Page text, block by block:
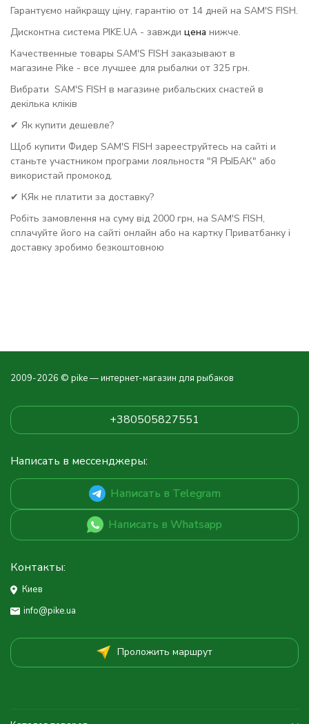
Гарантуємо найкращу ціну, гарантію от 14 дней на SAM'S FISH.
Дисконтна система PIKE.UA - завжди цена нижче.
Качественные товары SAM'S FISH заказывают в
магазине Pike - все лучшее для рыбалки от 325 грн.
Вибрати SAM'S FISH в магазине рибальских снастей в
декілька кліків
✔ Як купити дешевле?
Щоб купити Фидер SAM'S FISH зарееструйтесь на сайті и
станьте участником програми лояльностя "Я РЫБАК" або
використай промокод.
✔ КЯк не платити за доставку?
Робіть замовлення на суму від 2000 грн, на SAM'S FISH,
сплачуйте його на сайті онлайн або на картку Приватбанку і
доставку зробимо безкоштовною
2009-2026 © pike — интернет-магазин для рыбаков
+380505827551
Написать в мессенджеры:
Написать в Telegram
Написать в Whatsapp
Контакты:
Киев
info@pike.ua
Проложить маршрут